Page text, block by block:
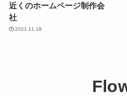
近くのホームページ制作会
社
2021.11.18